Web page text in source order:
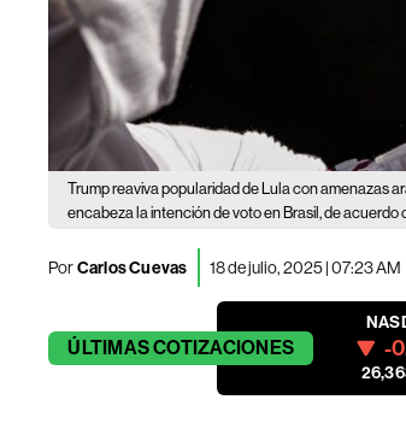
Trump reaviva popularidad de Lula con amenazas
encabeza la intención de voto en Brasil, de acuerdo
PorCarlos Cuevas 18 de julio, 2025 | 07:23 AM
ÚLTIMASCOTIZACIONES -